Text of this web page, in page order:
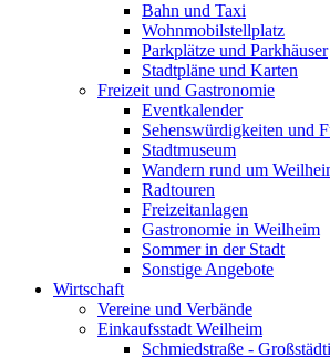
Bahn und Taxi
Wohnmobilstellplatz
Parkplätze und Parkhäuser
Stadtpläne und Karten
Freizeit und Gastronomie
Eventkalender
Sehenswürdigkeiten und
Stadtmuseum
Wandern rund um
Radtouren
Freizeitanlagen
Gastronomie in Weilheim
Sommer in der Stadt
Sonstige Angebote
Wirtschaft
Vereine und Verbände
Einkaufsstadt Weilheim
Schmiedstraße -